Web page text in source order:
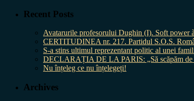
Recent Posts
Avatarurile profesorului Dughin (I). Soft power
CERTITUDINEA nr. 217. Partidul S.O.S.
S-a stins ultimul reprezentant politic al unei
DECLARAȚIA DE LA PARIS: „Să scăpăm de
Nu înțeleg ce nu înțelegeți!
Archives